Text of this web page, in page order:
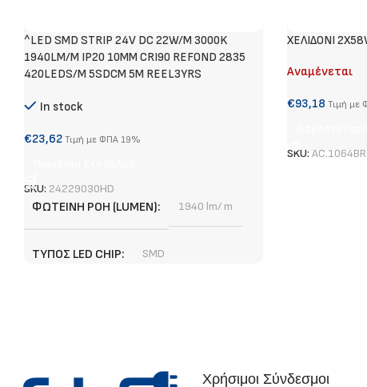
^LED SMD STRIP 24V DC 22W/M 3000K
1940LM/M IP20 10MM CRI90 REFOND 2835
420LEDS/M 5SDCM 5M REEL3YRS
In stock
€23,62 Τιμή με ΦΠΑ 19%
SKU: 24229030HD
ΦΩΤΕΙΝΉ ΡΟΉ (LUMEN) 1940 lm/ m
ΤΎΠΟΣ LED CHIP SMD
ΧΕΛΙΔΟΝΙ
Αναμένεται
€93,18 Τιμή με
SKU: AC.1064BR
Χρήσιμοι Σύνδεσμοι